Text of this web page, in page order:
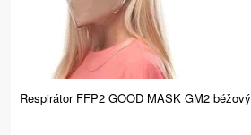
Respirátor FFP2 GOOD MASK GM2 béžový